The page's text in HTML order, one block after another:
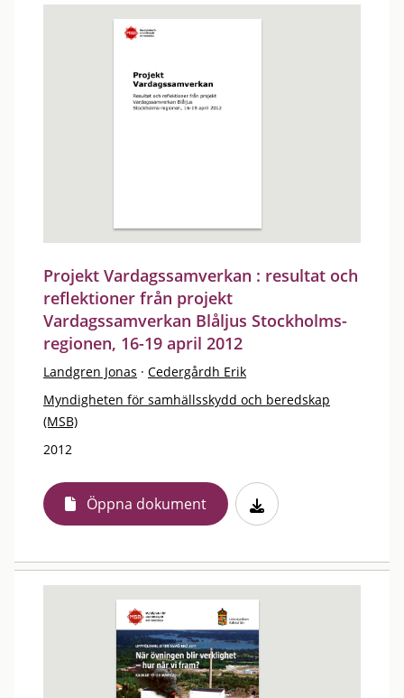
Projekt Vardagssamverkan : resultat och
reflektioner från projekt
Vardagssamverkan Blåljus Stockholms-
regionen, 16-19 april 2012
Landgren Jonas · Cedergårdh Erik
Myndigheten för samhällsskydd och beredskap
(MSB)
2012
Öppna dokument